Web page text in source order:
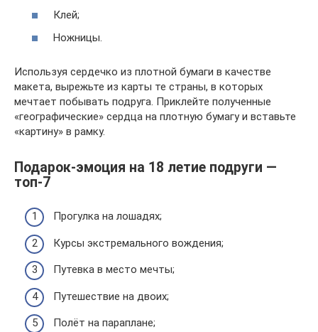
Клей;
Ножницы.
Используя сердечко из плотной бумаги в качестве
макета, вырежьте из карты те страны, в которых
мечтает побывать подруга. Приклейте полученные
«географические» сердца на плотную бумагу и вставьте
«картину» в рамку.
Подарок-эмоция на 18 летие подруги —
топ-7
Прогулка на лошадях;
Курсы экстремального вождения;
Путевка в место мечты;
Путешествие на двоих;
Полёт на параплане;